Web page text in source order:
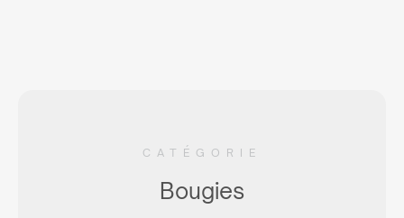
CATÉGORIE
Bougies